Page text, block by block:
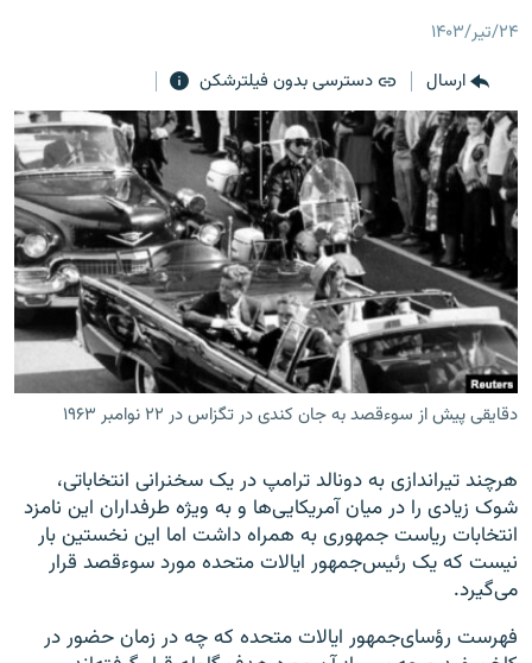
صفحه
فرکانس‌ها
پادکست
چندرسانه‌ای
گزارش‌های تصویری
گزارش‌های ویدئویی
زنان فردا
English
به ما بپیوندید
زبان‌های دیگر
۲۴/تیر/۱۴۰۳
ارسال
دسترسی بدون فیلترشکن
دقایقی پیش از سوءقصد به جان کندی در تگزاس در ۲۲ نوامبر ۱۹۶۳
هرچند تیراندازی به دونالد ترامپ در یک سخنرانی انتخاباتی،
شوک زیادی را در میان آمریکایی‌ها و به ویژه طرفداران این نامزد
انتخابات ریاست جمهوری به همراه داشت اما این نخستین بار
نیست که یک رئيس‌جمهور ایالات متحده مورد سوءقصد قرار
می‌گیرد.
فهرست رؤسای‌جمهور ایالات متحده که چه در زمان حضور در